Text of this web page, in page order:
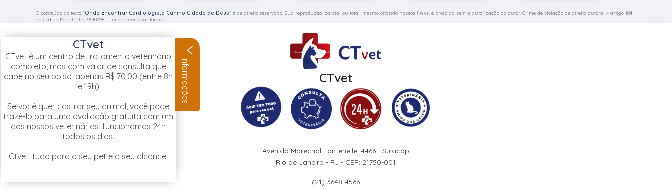
O conteúdo do texto "Onde Encontrar Cardiologista Canino Cidade de Deus" é de direito reservado. Sua reprodução, parcial ou total, mesmo citando nossos links, é proibida sem a autorização do autor. Crime de violação de direito autoral – artigo 184
do Código Penal – Lei 9610/98 - Lei de direitos autorais.
CTvet
Avenida Marechal Fontenelle, 4466 - Sulacap
Rio de Janeiro - RJ - CEP: 21750-001
(21) 3648-4566
CTvet
CTvet é um centro de tratamento veterinário
completo, mas com valor de consulta que
cabe no seu bolso, apenas R$ 70,00 (entre 8h
e 19h)
Se você quer castrar seu animal, você pode
trazê-lo para uma avaliação gratuita com um
dos nossos veterinários, funcionamos 24h
todos os dias.
Ctvet, tudo para o seu pet e a seu alcance!
Informações